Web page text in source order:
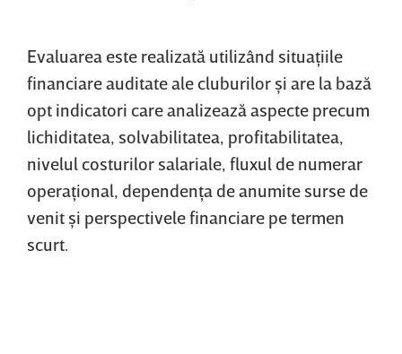
Evaluarea este realizată utilizând situaţiile
financiare auditate ale cluburilor şi are la bază
opt indicatori care analizează aspecte precum
lichiditatea, solvabilitatea, profitabilitatea,
nivelul costurilor salariale, fluxul de numerar
operaţional, dependenţa de anumite surse de
venit şi perspectivele financiare pe termen
scurt.